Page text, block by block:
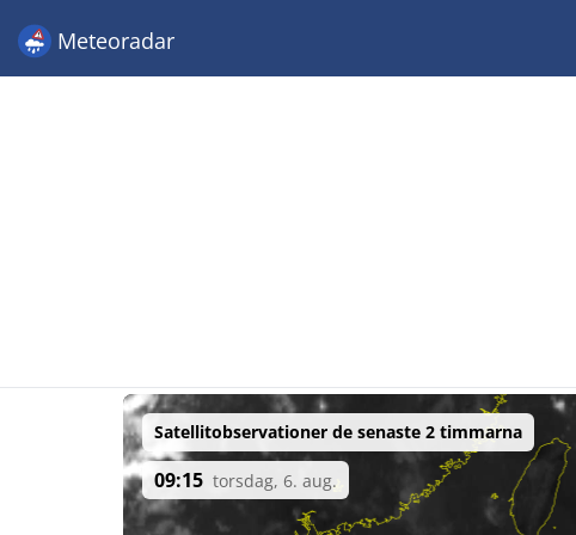
Meteoradar
Satellitobservationer de senaste 2 timmarna
09:15 torsdag, 6. aug.